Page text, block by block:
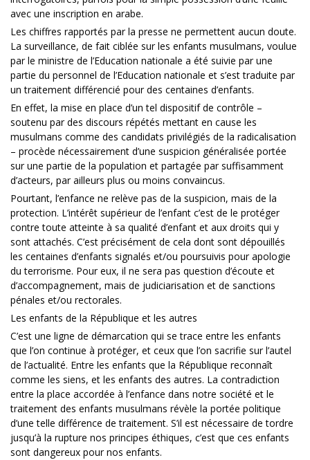
avec une inscription en arabe.
Les chiffres rapportés par la presse ne permettent aucun doute.
La surveillance, de fait ciblée sur les enfants musulmans, voulue
par le ministre de l’Education nationale a été suivie par une
partie du personnel de l’Education nationale et s’est traduite par
un traitement différencié pour des centaines d’enfants.
En effet, la mise en place d’un tel dispositif de contrôle –
soutenu par des discours répétés mettant en cause les
musulmans comme des candidats privilégiés de la radicalisation
– procède nécessairement d’une suspicion généralisée portée
sur une partie de la population et partagée par suffisamment
d’acteurs, par ailleurs plus ou moins convaincus.
Pourtant, l’enfance ne relève pas de la suspicion, mais de la
protection. L’intérêt supérieur de l’enfant c’est de le protéger
contre toute atteinte à sa qualité d’enfant et aux droits qui y
sont attachés. C’est précisément de cela dont sont dépouillés
les centaines d’enfants signalés et/ou poursuivis pour apologie
du terrorisme. Pour eux, il ne sera pas question d’écoute et
d’accompagnement, mais de judiciarisation et de sanctions
pénales et/ou rectorales.
Les enfants de la République et les autres
C’est une ligne de démarcation qui se trace entre les enfants
que l’on continue à protéger, et ceux que l’on sacrifie sur l’autel
de l’actualité. Entre les enfants que la République reconnaît
comme les siens, et les enfants des autres. La contradiction
entre la place accordée à l’enfance dans notre société et le
traitement des enfants musulmans révèle la portée politique
d’une telle différence de traitement. S’il est nécessaire de tordre
jusqu’à la rupture nos principes éthiques, c’est que ces enfants
sont dangereux pour nos enfants.